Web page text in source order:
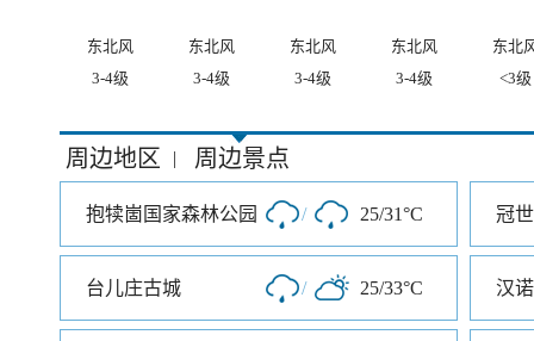
东北风 东北风 东北风 东北风
东北
3-4级
3-4级 3-4级 3-4级 <3级
周边地区 | 周边景点
抱犊崮国家森林公园 / 25/31°C 冠
台儿庄古城 / 25/33°C 汉